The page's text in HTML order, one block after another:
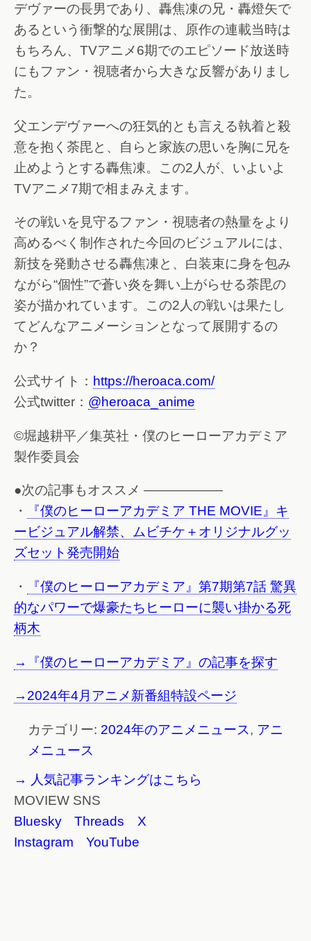
デヴァーの長男であり、轟焦凍の兄・轟燈矢で
あるという衝撃的な展開は、原作の連載当時は
もちろん、TVアニメ6期でのエピソード放送時
にもファン・視聴者から大きな反響がありまし
た。
父エンデヴァーへの狂気的とも言える執着と殺
意を抱く荼毘と、自らと家族の思いを胸に兄を
止めようとする轟焦凍。この2人が、いよいよ
TVアニメ7期で相まみえます。
その戦いを見守るファン・視聴者の熱量をより
高めるべく制作された今回のビジュアルには、
新技を発動させる轟焦凍と、白装束に身を包み
ながら“個性”で蒼い炎を舞い上がらせる荼毘の
姿が描かれています。この2人の戦いは果たし
てどんなアニメーションとなって展開するの
か？
公式サイト： https://heroaca.com/
公式twitter： @heroaca_anime
©堀越耕平／集英社・僕のヒーローアカデミア
製作委員会
●次の記事もオススメ ——————
・
『僕のヒーローアカデミア THE MOVIE』キ
ービジュアル解禁、ムビチケ＋オリジナルグッ
ズセット発売開始
・
『僕のヒーローアカデミア』第7期第7話 驚異
的なパワーで爆豪たちヒーローに襲い掛かる死
柄木
→『僕のヒーローアカデミア』の記事を探す
→2024年4月アニメ新番組特設ページ
カテゴリー: 2024年のアニメニュース, アニ
メニュース
→ 人気記事ランキングはこちら
MOVIEW SNS
Bluesky
Threads
X
Instagram
YouTube